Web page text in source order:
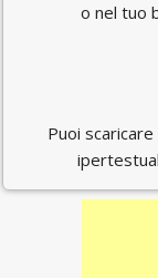
o nel tuo
Puoi